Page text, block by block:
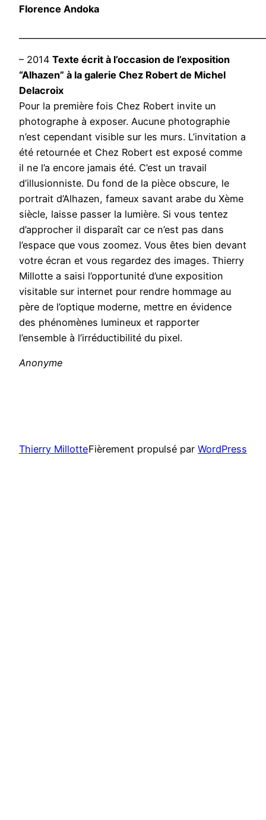
Florence Andoka
– 2014 Texte écrit à l’occasion de l’exposition
“Alhazen” à la galerie Chez Robert de Michel
Delacroix
Pour la première fois Chez Robert invite un
photographe à exposer. Aucune photographie
n’est cependant visible sur les murs. L’invitation a
été retournée et Chez Robert est exposé comme
il ne l’a encore jamais été. C’est un travail
d’illusionniste. Du fond de la pièce obscure, le
portrait d’Alhazen, fameux savant arabe du Xème
siècle, laisse passer la lumière. Si vous tentez
d’approcher il disparaît car ce n’est pas dans
l’espace que vous zoomez. Vous êtes bien devant
votre écran et vous regardez des images. Thierry
Millotte a saisi l’opportunité d’une exposition
visitable sur internet pour rendre hommage au
père de l’optique moderne, mettre en évidence
des phénomènes lumineux et rapporter
l’ensemble à l’irréductibilité du pixel.
Anonyme
Thierry MillotteFièrement propulsé par WordPress